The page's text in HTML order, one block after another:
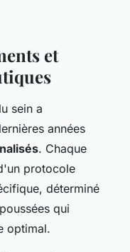
et
sein a
années
. Chaque
protocole
déterminé
qui
optimal.